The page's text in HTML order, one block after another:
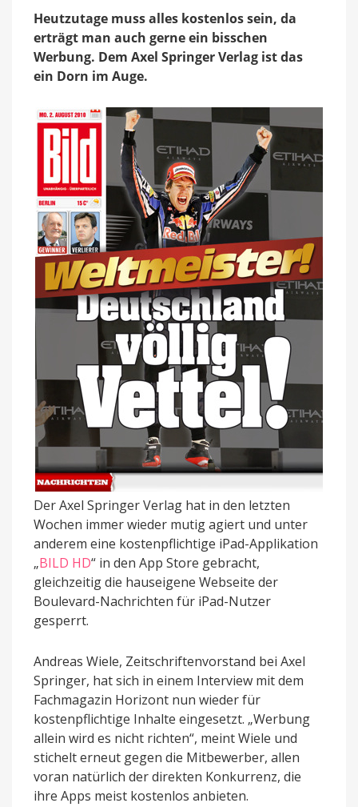
für
Bezahl-
Inhalte
ein
Heutzutage muss alles kostenlos sein, da
erträgt man auch gerne ein bisschen
Werbung. Dem Axel Springer Verlag ist das
ein Dorn im Auge.
Der Axel Springer Verlag hat in den letzten
Wochen immer wieder mutig agiert und unter
anderem eine kostenpflichtige iPad-Applikation
„BILD HD“ in den App Store gebracht,
gleichzeitig die hauseigene Webseite der
Boulevard-Nachrichten für iPad-Nutzer
gesperrt.
Andreas Wiele, Zeitschriftenvorstand bei Axel
Springer, hat sich in einem Interview mit dem
Fachmagazin Horizont nun wieder für
kostenpflichtige Inhalte eingesetzt. „Werbung
allein wird es nicht richten“, meint Wiele und
stichelt erneut gegen die Mitbewerber, allen
voran natürlich der direkten Konkurrenz, die
ihre Apps meist kostenlos anbieten.